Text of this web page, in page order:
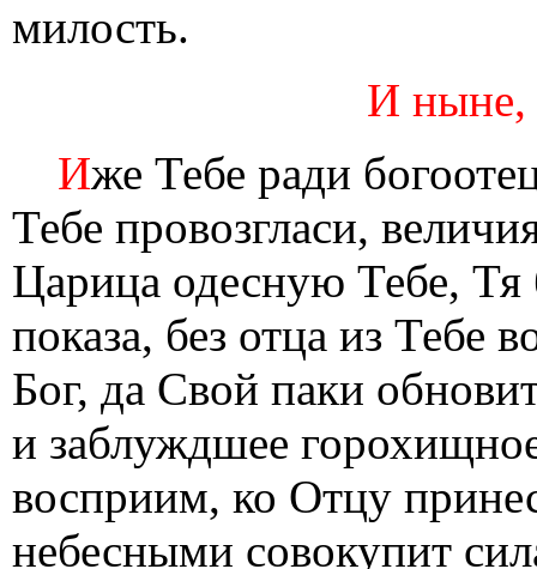
милость.
И ныне,
Иже Тебе ради
Тебе провозгласи,
Царица одесную Тебе,
показа, без отца из Тебе
Бог, да Свой паки
и заблуждшее
восприим, ко Отцу
небесными совокупит